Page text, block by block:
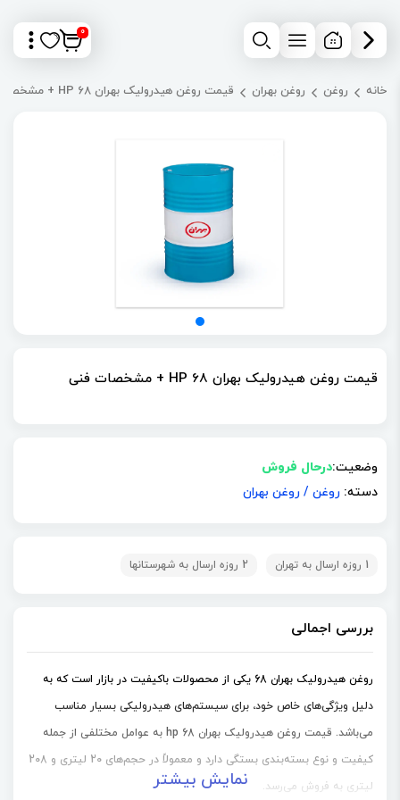
0
خانه روغن روغن بهران قیمت روغن هیدرولیک بهران 68 HP + مشخصات فنی
قیمت روغن هیدرولیک بهران 68 HP + مشخصات فنی
وضعیت:درحال فروش
دسته: روغن / روغن بهران
1 روزه ارسال به تهران 2 روزه ارسال به شهرستانها
بررسی اجمالی
روغن هیدرولیک بهران 68 یکی از محصولات باکیفیت در بازار است که به
دلیل ویژگی‌های خاص خود، برای سیستم‌های هیدرولیکی بسیار مناسب
می‌باشد. قیمت روغن هیدرولیک بهران 68 hp
به عوامل مختلفی از جمله
کیفیت و نوع بسته‌بندی بستگی دارد و معمولاً در حجم‌های 20 لیتری و 208
لیتری به فروش می‌رسد.
نمایش بیشتر